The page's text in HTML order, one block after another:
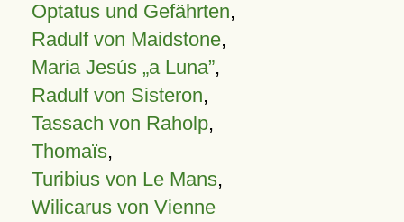
Optatus und Gefährten,
Radulf von Maidstone,
Maria Jesús „a Luna”,
Radulf von Sisteron,
Tassach von Raholp,
Thomaïs,
Turibius von Le Mans,
Wilicarus von Vienne